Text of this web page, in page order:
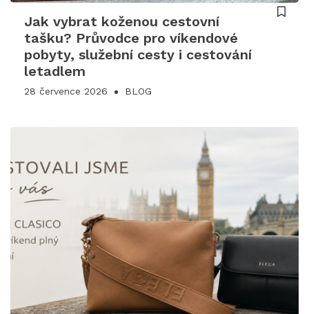
Jak vybrat koženou cestovní
tašku? Průvodce pro víkendové
pobyty, služební cesty i cestování
letadlem
28 července 2026 BLOG